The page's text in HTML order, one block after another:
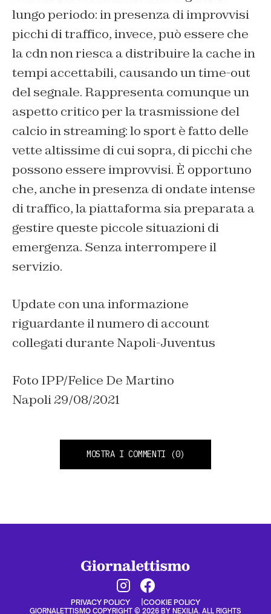
lungo periodo: in presenza di improvvisi
picchi di traffico, invece, può essere che
la cdn non riesca a distribuire la cache in
tempi accettabili, causando un time-out
del segnale. Rappresenta comunque un
aspetto critico per la trasmissione del
calcio in streaming: lo sport è fatto delle
vette altissime di cui sopra, di picchi che
possono essere improvvisi. È opportuno
che, anche in presenza di ondate intense
di traffico, la piattaforma sia preparata a
gestire queste piccole situazioni di
emergenza. Senza interrompere il
servizio.
Update con una informazione
riguardante il numero di account
collegati durante Napoli-Juventus
Foto IPP/Felice De Martino
Napoli 29/08/2021
MOSTRA I COMMENTI (0)
PRIVACY POLICY COOKIE POLICY
GIORNALETTISMO COPYRIGHT © 2026 BY NEXILIA. ALL RIGHTS